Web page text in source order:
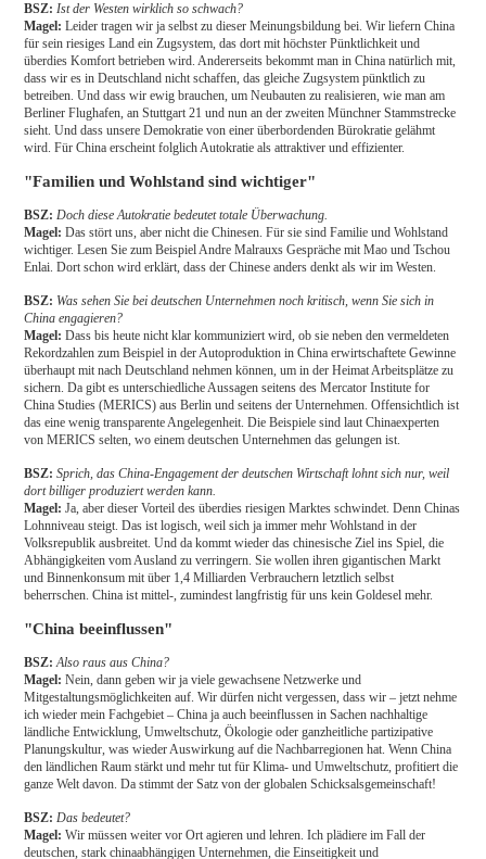
BSZ: Ist der Westen wirklich so schwach?
Magel: Leider tragen wir ja selbst zu dieser Meinungsbildung bei. Wir liefern China
für sein riesiges Land ein Zugsystem, das dort mit höchster Pünktlichkeit und
überdies Komfort betrieben wird. Andererseits bekommt man in China natürlich mit,
dass wir es in Deutschland nicht schaffen, das gleiche Zugsystem pünktlich zu
betreiben. Und dass wir ewig brauchen, um Neubauten zu realisieren, wie man am
Berliner Flughafen, an Stuttgart 21 und nun an der zweiten Münchner Stammstrecke
sieht. Und dass unsere Demokratie von einer überbordenden Bürokratie gelähmt
wird. Für China erscheint folglich Autokratie als attraktiver und effizienter.
"Familien und Wohlstand sind wichtiger"
BSZ: Doch diese Autokratie bedeutet totale Überwachung.
Magel:Das stört uns, aber nicht die Chinesen. Für sie sind Familie und Wohlstand
wichtiger. Lesen Sie zum Beispiel Andre Malrauxs Gespräche mit Mao und Tschou
Enlai. Dort schon wird erklärt, dass der Chinese anders denkt als wir im Westen.
BSZ: Was sehen Sie bei deutschen Unternehmen noch kritisch, wenn Sie sich in
China engagieren?
Magel:Dass bis heute nicht klar kommuniziert wird, ob sie neben den vermeldeten
Rekordzahlen zum Beispiel in der Autoproduktion in China erwirtschaftete Gewinne
überhaupt mit nach Deutschland nehmen können, um in der Heimat Arbeitsplätze zu
sichern. Da gibt es unterschiedliche Aussagen seitens des Mercator Institute for
China Studies (MERICS) aus Berlin und seitens der Unternehmen. Offensichtlich ist
das eine wenig transparente Angelegenheit. Die Beispiele sind laut Chinaexperten
von MERICS selten, wo einem deutschen Unternehmen das gelungen ist.
BSZ: Sprich, das China-Engagement der deutschen Wirtschaft lohnt sich nur, weil
dort billiger produziert werden kann.
Magel: Ja, aber dieser Vorteil des überdies riesigen Marktes schwindet. Denn Chinas
Lohnniveau steigt. Das ist logisch, weil sich ja immer mehr Wohlstand in der
Volksrepublik ausbreitet. Und da kommt wieder das chinesische Ziel ins Spiel, die
Abhängigkeiten vom Ausland zu verringern. Sie wollen ihren gigantischen Markt
und Binnenkonsum mit über 1,4 Milliarden Verbrauchern letztlich selbst
beherrschen. China ist mittel-, zumindest langfristig für uns kein Goldesel mehr.
"China beeinflussen"
BSZ:Also raus aus China?
Magel:Nein, dann geben wir ja viele gewachsene Netzwerke und
Mitgestaltungsmöglichkeiten auf. Wir dürfen nicht vergessen, dass wir – jetzt nehme
ich wieder mein Fachgebiet – China ja auch beeinflussen in Sachen nachhaltige
ländliche Entwicklung, Umweltschutz, Ökologie oder ganzheitliche partizipative
Planungskultur, was wieder Auswirkung auf die Nachbarregionen hat. Wenn China
den ländlichen Raum stärkt und mehr tut für Klima- und Umweltschutz, profitiert die
ganze Welt davon. Da stimmt der Satz von der globalen Schicksalsgemeinschaft!
BSZ:Das bedeutet?
Magel: Wir müssen weiter vor Ort agieren und lehren. Ich plädiere im Fall der
deutschen, stark chinaabhängigen Unternehmen, die Einseitigkeit und